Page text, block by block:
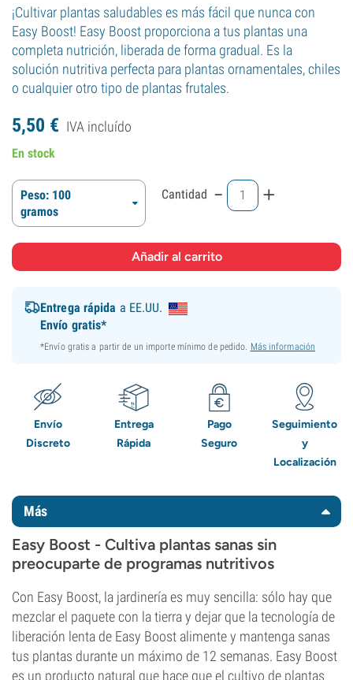
¡Cultivar plantas saludables es más fácil que nunca con
Easy Boost! Easy Boost proporciona a tus plantas una
completa nutrición, liberada de forma gradual. Es la
solución nutritiva perfecta para plantas ornamentales, chiles
o cualquier otro tipo de plantas frutales.
5,50 € IVA incluído
En stock
Peso: 100
gramos
Cantidad - +
Entrega rápida a EE.UU.
Envío gratis*
*Envío gratis a partir de un importe mínimo de pedido. Más información
Envío
Discreto
Entrega
Rápida
Pago
Seguro
Seguimiento
y
Localización
Más
Easy Boost - Cultiva plantas sanas sin
preocuparte de programas nutritivos
Con Easy Boost, la jardinería es muy sencilla: sólo hay que
mezclar el paquete con la tierra y dejar que la tecnología de
liberación lenta de Easy Boost alimente y mantenga sanas
tus plantas durante un máximo de 12 semanas. Easy Boost
es un producto natural que hace que el cultivo de plantas